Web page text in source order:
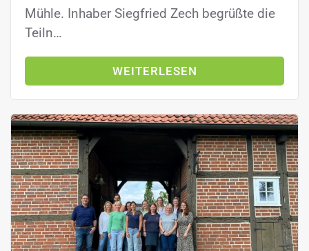
Mühle. Inhaber Siegfried Zech begrüßte die
Teiln…
WEITERLESEN